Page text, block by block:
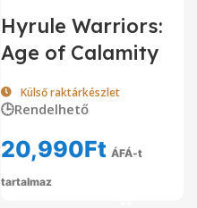
Hyrule Warriors:
Age of Calamity
Külső raktárkészlet
🕒Rendelhető
20,990Ft ÁFÁ-t
tartalmaz